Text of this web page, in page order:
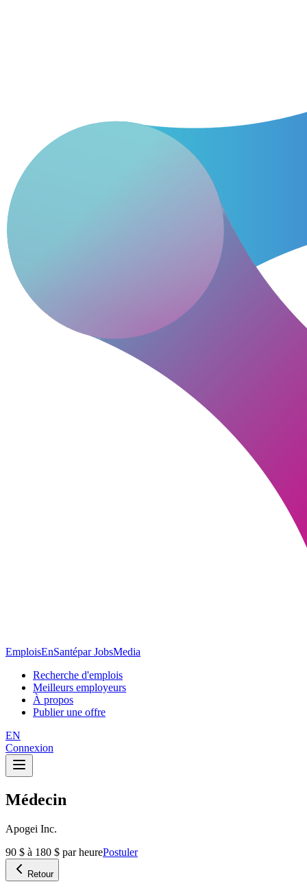
EmploisEnSantépar JobsMedia
Recherche d'emplois
Meilleurs employeurs
À propos
Publier une offre
EN
Connexion
Médecin
Apogei Inc.
90 $ à 180 $ par heurePostuler
Retour